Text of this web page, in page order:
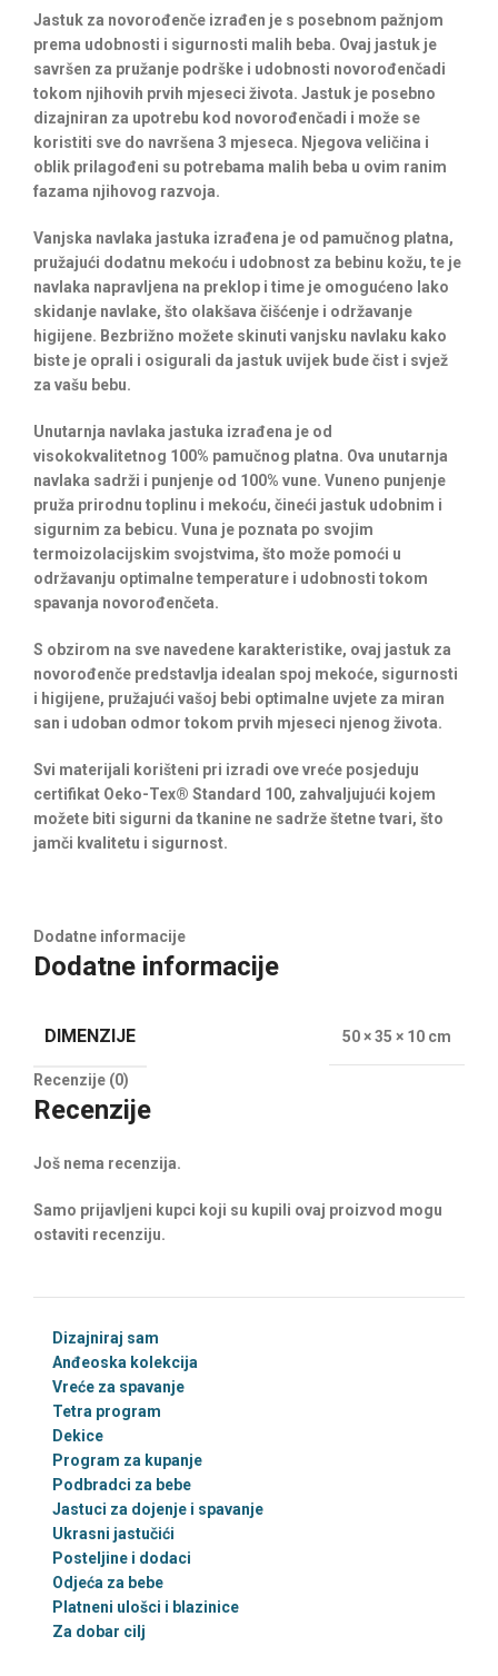
Jastuk za novorođenče izrađen je s posebnom pažnjom
prema udobnosti i sigurnosti malih beba. Ovaj jastuk je
savršen za pružanje podrške i udobnosti novorođenčadi
tokom njihovih prvih mjeseci života. Jastuk je posebno
dizajniran za upotrebu kod novorođenčadi i može se
koristiti sve do navršena 3 mjeseca. Njegova veličina i
oblik prilagođeni su potrebama malih beba u ovim ranim
fazama njihovog razvoja.
Vanjska navlaka jastuka izrađena je od pamučnog platna,
pružajući dodatnu mekoću i udobnost za bebinu kožu, te je
navlaka napravljena na preklop i time je omogućeno lako
skidanje navlake, što olakšava čišćenje i održavanje
higijene. Bezbrižno možete skinuti vanjsku navlaku kako
biste je oprali i osigurali da jastuk uvijek bude čist i svjež
za vašu bebu.
Unutarnja navlaka jastuka izrađena je od
visokokvalitetnog 100% pamučnog platna. Ova unutarnja
navlaka sadrži i punjenje od 100% vune. Vuneno punjenje
pruža prirodnu toplinu i mekoću, čineći jastuk udobnim i
sigurnim za bebicu. Vuna je poznata po svojim
termoizolacijskim svojstvima, što može pomoći u
održavanju optimalne temperature i udobnosti tokom
spavanja novorođenčeta.
S obzirom na sve navedene karakteristike, ovaj jastuk za
novorođenče predstavlja idealan spoj mekoće, sigurnosti
i higijene, pružajući vašoj bebi optimalne uvjete za miran
san i udoban odmor tokom prvih mjeseci njenog života.
Svi materijali korišteni pri izradi ove vreće posjeduju
certifikat Oeko-Tex® Standard 100, zahvaljujući kojem
možete biti sigurni da tkanine ne sadrže štetne tvari, što
jamči kvalitetu i sigurnost.
Dodatne informacije
Dodatne informacije
DIMENZIJE 50 × 35 × 10 cm
Recenzije (0)
Recenzije
Još nema recenzija.
Samo prijavljeni kupci koji su kupili ovaj proizvod mogu
ostaviti recenziju.
Dizajniraj sam
Anđeoska kolekcija
Vreće za spavanje
Tetra program
Dekice
Program za kupanje
Podbradci za bebe
Jastuci za dojenje i spavanje
Ukrasni jastučići
Posteljine i dodaci
Odjeća za bebe
Platneni ulošci i blazinice
Za dobar cilj